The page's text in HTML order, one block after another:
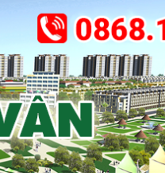
Cho thuê căn